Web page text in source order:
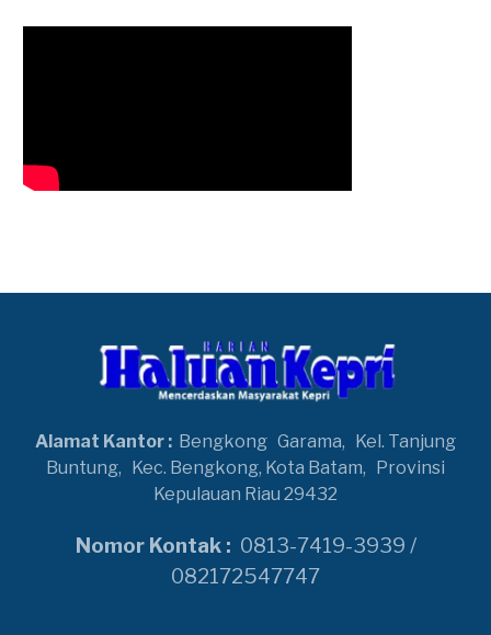
Alamat Kantor : Bengkong Garama, Kel. Tanjung
Buntung, Kec. Bengkong, Kota Batam, Provinsi
Kepulauan Riau 29432
Nomor Kontak : 0813-7419-3939 /
082172547747